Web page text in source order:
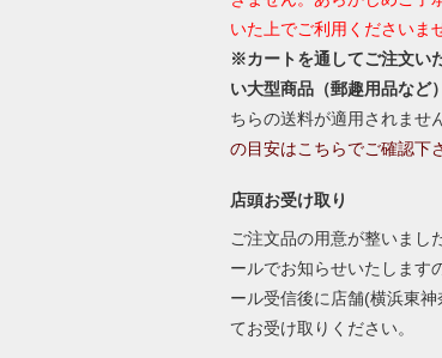
いた上でご利用くださいませ
※カートを通してご注文い
い大型商品（郵趣用品など）
ちらの送料が適用されません
の目安はこちらでご確認下
店頭お受け取り
ご注文品の用意が整いまし
ールでお知らせいたします
ール受信後に店舗(横浜東神
てお受け取りください。